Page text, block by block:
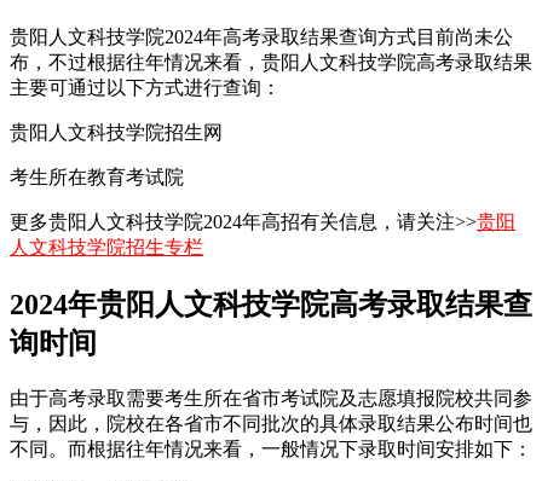
贵阳人文科技学院2024年高考录取结果查询方式目前尚未公
布，不过根据往年情况来看，贵阳人文科技学院高考录取结果
主要可通过以下方式进行查询：
贵阳人文科技学院招生网
考生所在教育考试院
更多贵阳人文科技学院2024年高招有关信息，请关注>>贵阳
人文科技学院招生专栏
2024年贵阳人文科技学院高考录取结果查
询时间
由于高考录取需要考生所在省市考试院及志愿填报院校共同参
与，因此，院校在各省市不同批次的具体录取结果公布时间也
不同。而根据往年情况来看，一般情况下录取时间安排如下：